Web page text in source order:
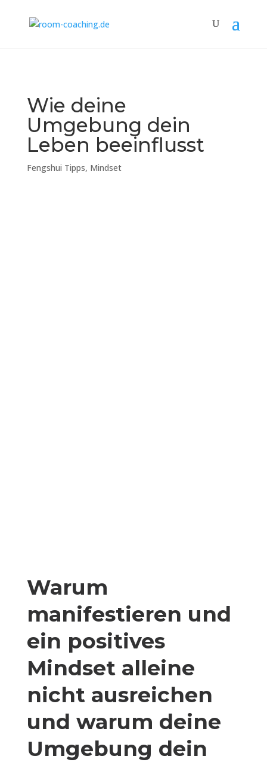
Wie deine
Umgebung dein
Leben beeinflusst
Fengshui Tipps, Mindset
Warum
manifestieren und
ein positives
Mindset alleine
nicht ausreichen
und warum deine
Umgebung dein